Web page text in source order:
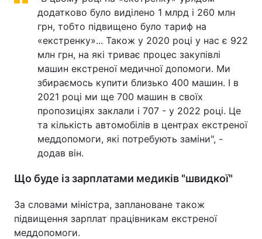
додатково було виділено 1 млрд і 260 млн
грн, тобто підвищено було тариф на
«екстренку»... Також у 2020 році у нас є 922
млн грн, на які триває процес закупівлі
машин екстреної медичної допомоги. Ми
збираємось купити близько 400 машин. І в
2021 році ми ще 700 машин в своїх
пропозиціях заклали і 707 - у 2022 році. Це
та кількість автомобілів в центрах екстреної
меддопомоги, які потребують заміни", -
додав він.
Що буде із зарплатами медиків "швидкої"
За словами міністра, заплановане також
підвищення зарплат працівникам екстреної
меддопомоги.